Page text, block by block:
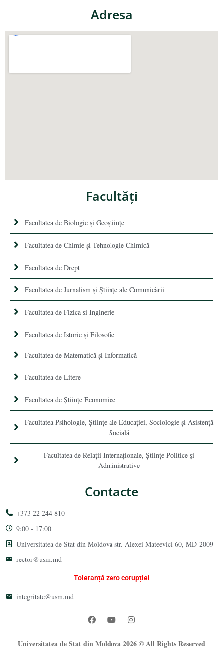
Adresa
Facultăţi
Facultatea de Biologie și Geoștiințe
Facultatea de Chimie şi Tehnologie Chimică
Facultatea de Drept
Facultatea de Jurnalism şi Ştiinţe ale Comunicării
Facultatea de Fizica si Inginerie
Facultatea de Istorie şi Filosofie
Facultatea de Matematică şi Informatică
Facultatea de Litere
Facultatea de Științe Economice
Facultatea Psihologie, Ştiinţe ale Educaţiei, Sociologie și Asistență
Socială
Facultatea de Relaţii Internaţionale, Ştiinţe Politice şi
Administrative
Contacte
+373 22 244 810
9:00 - 17:00
Universitatea de Stat din Moldova str. Alexei Mateevici 60, MD-2009
rector@usm.md
Toleranță zero corupției
integritate@usm.md
Universitatea de Stat din Moldova 2026 © All Rights Reserved